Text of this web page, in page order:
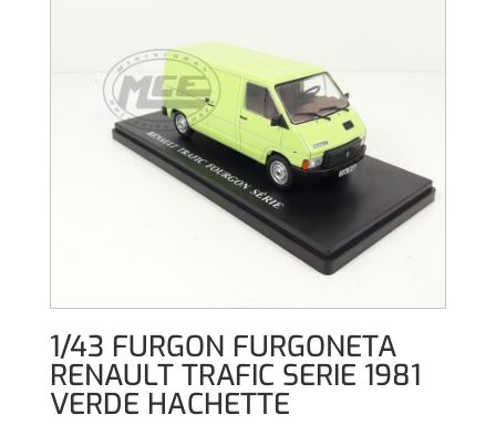
1/43 FURGON FURGONETA
RENAULT TRAFIC SERIE 1981
VERDE HACHETTE